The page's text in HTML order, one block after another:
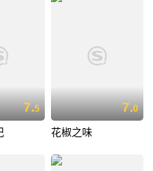
7.5 7.0
花椒之味